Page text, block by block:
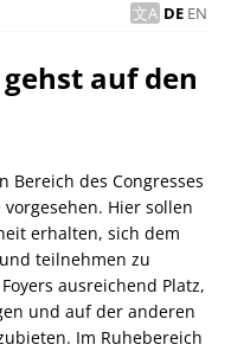
DE EN
auf den
Bereich des Congresses
Hier sollen
erhalten, sich dem
teilnehmen zu
ausreichend Platz,
und auf der anderen
Im Ruhebereich